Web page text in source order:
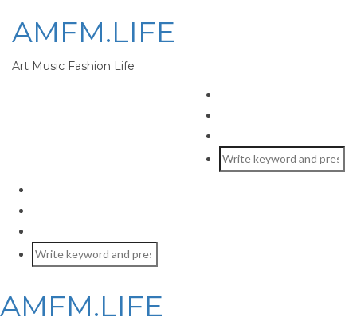
AMFM.LIFE
Art Music Fashion Life
AMFM.LIFE